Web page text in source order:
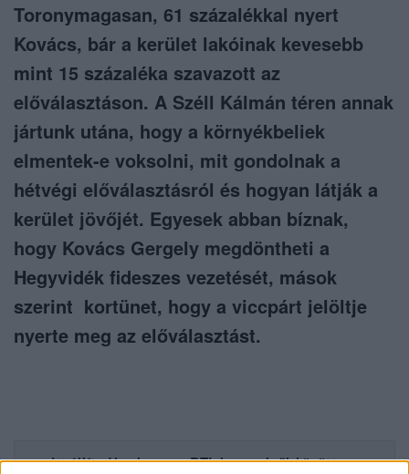
Toronymagasan, 61 százalékkal nyert
Kovács, bár a kerület lakóinak kevesebb
mint 15 százaléka szavazott az
előválasztáson. A Széll Kálmán téren annak
jártunk utána, hogy a környékbeliek
elmentek-e voksolni, mit gondolnak a
hétvégi előválasztásról és hogyan látják a
kerület jövőjét. Egyesek abban bíznak,
hogy Kovács Gergely megdöntheti a
Hegyvidék fideszes vezetését, mások
szerint kortünet, hogy a viccpárt jelöltje
nyerte meg az előválasztást.
Itt állítsd be, hogy az RTL.hu az elsők között